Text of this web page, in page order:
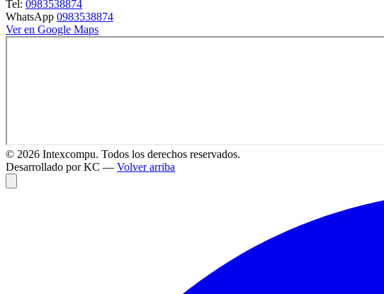
Tel: 0983538874
WhatsApp 0983538874
Ver en Google Maps
© 2026 Intexcompu. Todos los derechos reservados.
Desarrollado por KC — Volver arriba